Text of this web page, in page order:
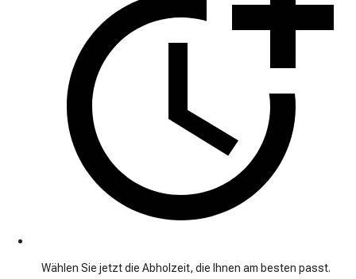
Wählen Sie jetzt die Abholzeit, die Ihnen am besten passt.